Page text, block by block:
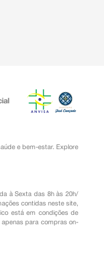
e bem-estar. Explore
à Sexta das 8h às 20h/
contidas neste site,
está em condições de
para compras on-